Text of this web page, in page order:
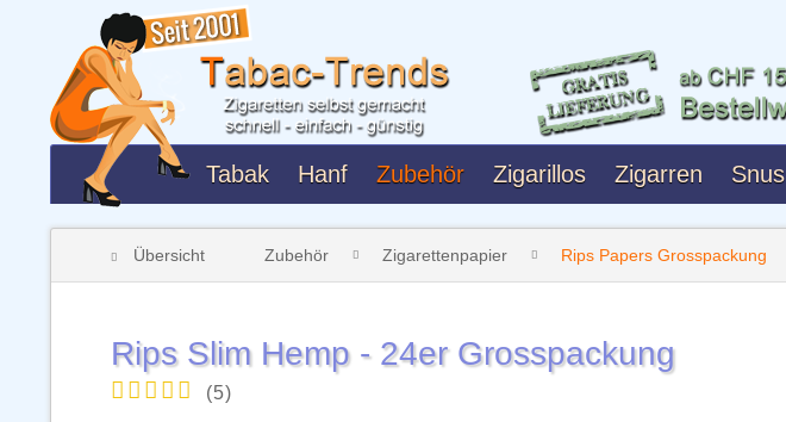
Tabak Hanf Zubehör Zigarillos Zigarren Snus
Übersicht Zubehör Zigarettenpapier Rips Papers Grosspackung
Rips Slim Hemp - 24er Grosspackung
(5)